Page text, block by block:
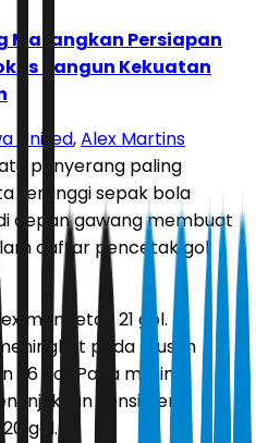
Matangkan Persiapan
Bangun Kekuatan
United,Alex Martins
penyerang paling
tertinggi sepak bola
depan gawang membuat
daftar pencetak gol
mencetak 21 gol.
pada musim
gol. Pada musim
konsistensi
gol.